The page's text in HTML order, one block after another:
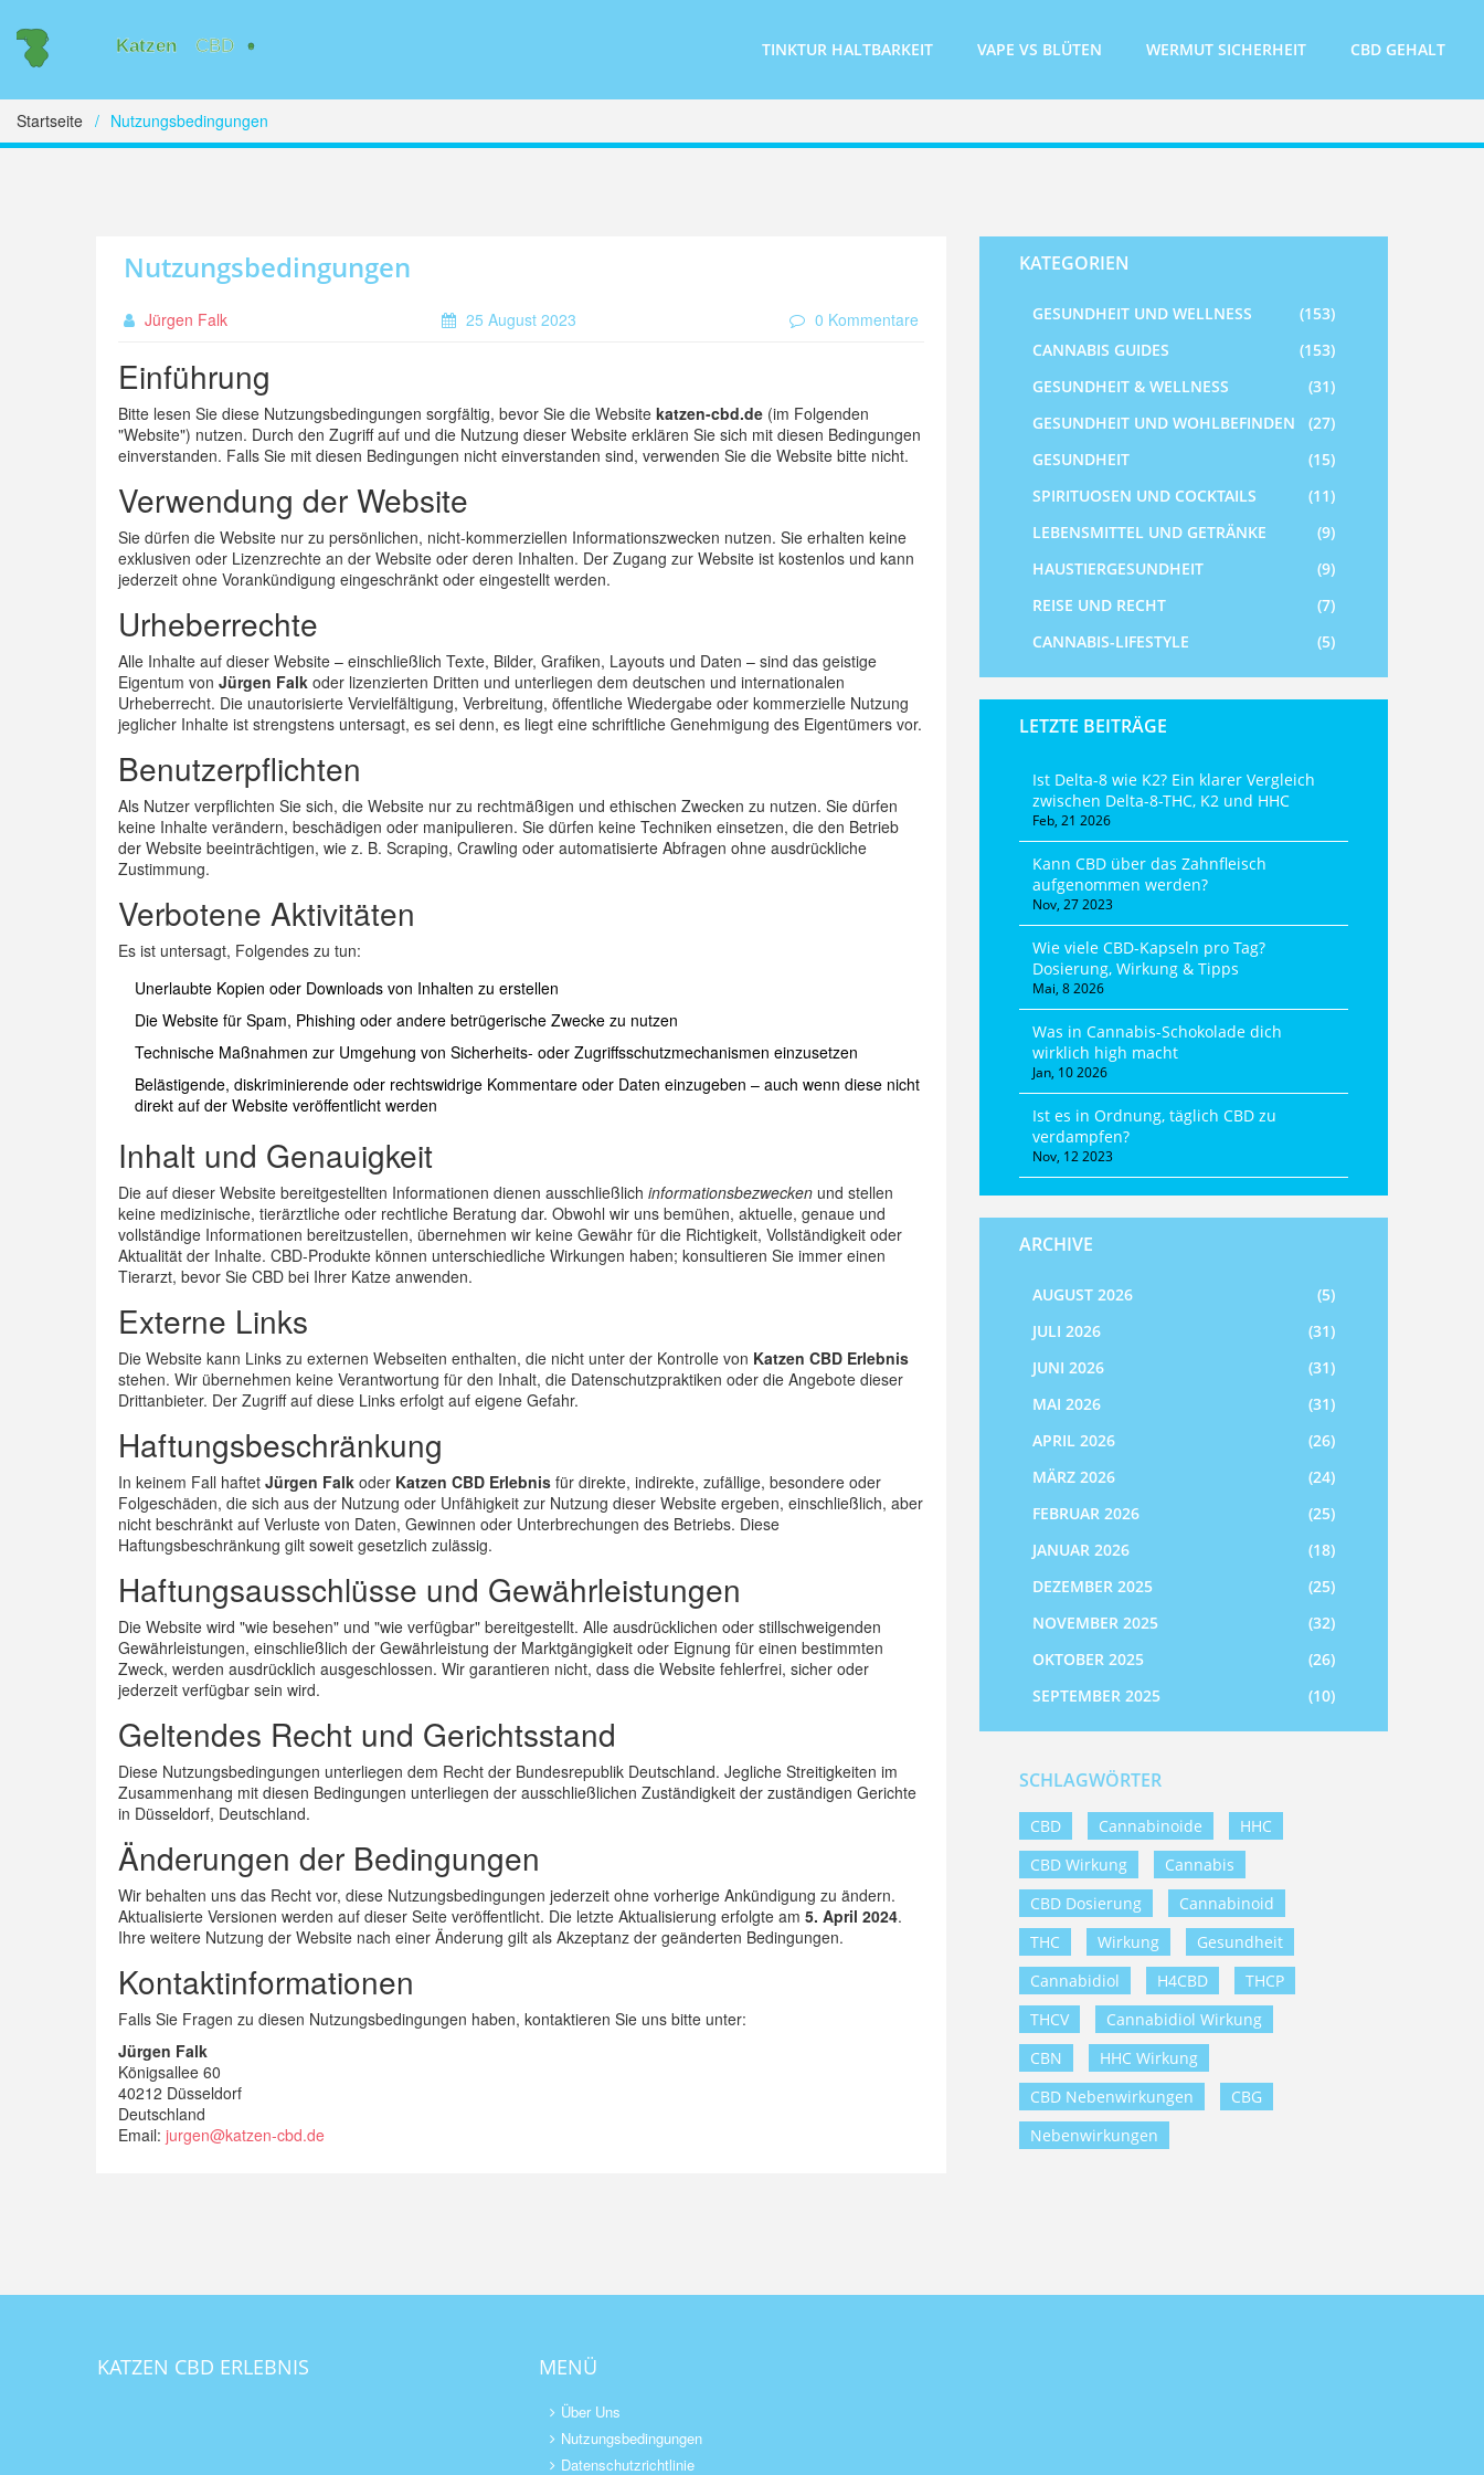
TINKTUR HALTBARKEIT VAPE VS BLÜTEN WERMUT SICHERHEIT CBD GEHALT
Startseite Nutzungsbedingungen
Nutzungsbedingungen
Jürgen Falk 25 August 2023 0 Kommentare
Einführung
Bitte lesen Sie diese Nutzungsbedingungen sorgfältig, bevor Sie die Website katzen-cbd.de (im Folgenden
"Website") nutzen. Durch den Zugriff auf und die Nutzung dieser Website erklären Sie sich mit diesen Bedingungen
einverstanden. Falls Sie mit diesen Bedingungen nicht einverstanden sind, verwenden Sie die Website bitte nicht.
Verwendung der Website
Sie dürfen die Website nur zu persönlichen, nicht-kommerziellen Informationszwecken nutzen. Sie erhalten keine
exklusiven oder Lizenzrechte an der Website oder deren Inhalten. Der Zugang zur Website ist kostenlos und kann
jederzeit ohne Vorankündigung eingeschränkt oder eingestellt werden.
Urheberrechte
Alle Inhalte auf dieser Website – einschließlich Texte, Bilder, Grafiken, Layouts und Daten – sind das geistige
Eigentum von Jürgen Falk oder lizenzierten Dritten und unterliegen dem deutschen und internationalen
Urheberrecht. Die unautorisierte Vervielfältigung, Verbreitung, öffentliche Wiedergabe oder kommerzielle Nutzung
jeglicher Inhalte ist strengstens untersagt, es sei denn, es liegt eine schriftliche Genehmigung des Eigentümers vor.
Benutzerpflichten
Als Nutzer verpflichten Sie sich, die Website nur zu rechtmäßigen und ethischen Zwecken zu nutzen. Sie dürfen
keine Inhalte verändern, beschädigen oder manipulieren. Sie dürfen keine Techniken einsetzen, die den Betrieb
der Website beeinträchtigen, wie z. B. Scraping, Crawling oder automatisierte Abfragen ohne ausdrückliche
Zustimmung.
Verbotene Aktivitäten
Es ist untersagt, Folgendes zu tun:
Unerlaubte Kopien oder Downloads von Inhalten zu erstellen
Die Website für Spam, Phishing oder andere betrügerische Zwecke zu nutzen
Technische Maßnahmen zur Umgehung von Sicherheits- oder Zugriffsschutzmechanismen einzusetzen
Belästigende, diskriminierende oder rechtswidrige Kommentare oder Daten einzugeben – auch wenn diese nicht
direkt auf der Website veröffentlicht werden
Inhalt und Genauigkeit
Die auf dieser Website bereitgestellten Informationen dienen ausschließlich informationsbezwecken und stellen
keine medizinische, tierärztliche oder rechtliche Beratung dar. Obwohl wir uns bemühen, aktuelle, genaue und
vollständige Informationen bereitzustellen, übernehmen wir keine Gewähr für die Richtigkeit, Vollständigkeit oder
Aktualität der Inhalte. CBD-Produkte können unterschiedliche Wirkungen haben; konsultieren Sie immer einen
Tierarzt, bevor Sie CBD bei Ihrer Katze anwenden.
Externe Links
Die Website kann Links zu externen Webseiten enthalten, die nicht unter der Kontrolle von Katzen CBD Erlebnis
stehen. Wir übernehmen keine Verantwortung für den Inhalt, die Datenschutzpraktiken oder die Angebote dieser
Drittanbieter. Der Zugriff auf diese Links erfolgt auf eigene Gefahr.
Haftungsbeschränkung
In keinem Fall haftet Jürgen Falk oder Katzen CBD Erlebnis für direkte, indirekte, zufällige, besondere oder
Folgeschäden, die sich aus der Nutzung oder Unfähigkeit zur Nutzung dieser Website ergeben, einschließlich, aber
nicht beschränkt auf Verluste von Daten, Gewinnen oder Unterbrechungen des Betriebs. Diese
Haftungsbeschränkung gilt soweit gesetzlich zulässig.
Haftungsausschlüsse und Gewährleistungen
Die Website wird "wie besehen" und "wie verfügbar" bereitgestellt. Alle ausdrücklichen oder stillschweigenden
Gewährleistungen, einschließlich der Gewährleistung der Marktgängigkeit oder Eignung für einen bestimmten
Zweck, werden ausdrücklich ausgeschlossen. Wir garantieren nicht, dass die Website fehlerfrei, sicher oder
jederzeit verfügbar sein wird.
Geltendes Recht und Gerichtsstand
Diese Nutzungsbedingungen unterliegen dem Recht der Bundesrepublik Deutschland. Jegliche Streitigkeiten im
Zusammenhang mit diesen Bedingungen unterliegen der ausschließlichen Zuständigkeit der zuständigen Gerichte
in Düsseldorf, Deutschland.
Änderungen der Bedingungen
Wir behalten uns das Recht vor, diese Nutzungsbedingungen jederzeit ohne vorherige Ankündigung zu ändern.
Aktualisierte Versionen werden auf dieser Seite veröffentlicht. Die letzte Aktualisierung erfolgte am 5. April 2024.
Ihre weitere Nutzung der Website nach einer Änderung gilt als Akzeptanz der geänderten Bedingungen.
Kontaktinformationen
Falls Sie Fragen zu diesen Nutzungsbedingungen haben, kontaktieren Sie uns bitte unter:
Jürgen Falk
Königsallee 60
40212 Düsseldorf
Deutschland
Email: jurgen@katzen-cbd.de
KATEGORIEN
GESUNDHEIT UND WELLNESS
(153)
CANNABIS GUIDES
(153)
GESUNDHEIT & WELLNESS
(31)
GESUNDHEIT UND WOHLBEFINDEN
(27)
GESUNDHEIT
(15)
SPIRITUOSEN UND COCKTAILS
(11)
LEBENSMITTEL UND GETRÄNKE
(9)
HAUSTIERGESUNDHEIT
(9)
REISE UND RECHT
(7)
CANNABIS-LIFESTYLE
(5)
LETZTE BEITRÄGE
Ist Delta-8 wie K2? Ein klarer Vergleich
zwischen Delta-8-THC, K2 und HHC
Feb, 21 2026
Kann CBD über das Zahnfleisch
aufgenommen werden?
Nov, 27 2023
Wie viele CBD-Kapseln pro Tag?
Dosierung, Wirkung & Tipps
Mai, 8 2026
Was in Cannabis-Schokolade dich
wirklich high macht
Jan, 10 2026
Ist es in Ordnung, täglich CBD zu
verdampfen?
Nov, 12 2023
ARCHIVE
AUGUST 2026
(5)
JULI 2026
(31)
JUNI 2026
(31)
MAI 2026
(31)
APRIL 2026
(26)
MÄRZ 2026
(24)
FEBRUAR 2026
(25)
JANUAR 2026
(18)
DEZEMBER 2025
(25)
NOVEMBER 2025
(32)
OKTOBER 2025
(26)
SEPTEMBER 2025
(10)
SCHLAGWÖRTER
CBD Cannabinoide
HHC
CBD Wirkung
Cannabis
CBD Dosierung
Cannabinoid
THC
Wirkung
Gesundheit
Cannabidiol
H4CBD
THCP
THCV
Cannabidiol Wirkung
CBN
HHC Wirkung
CBD Nebenwirkungen
CBG
Nebenwirkungen
KATZEN CBD ERLEBNIS MENÜ
Über Uns
Nutzungsbedingungen
Datenschutzrichtlinie